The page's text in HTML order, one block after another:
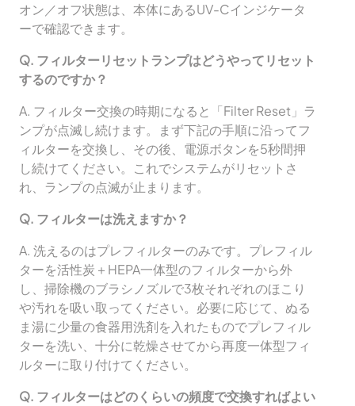
オン／オフ状態は、本体にあるUV-Cインジケータ
ーで確認できます。
Q. フィルターリセットランプはどうやってリセット
するのですか？
A. フィルター交換の時期になると「Filter Reset」ラ
ンプが点滅し続けます。まず下記の手順に沿ってフ
ィルターを交換し、その後、電源ボタンを5秒間押
し続けてください。これでシステムがリセットさ
れ、ランプの点滅が止まります。
Q. フィルターは洗えますか？
A. 洗えるのはプレフィルターのみです。プレフィル
ターを活性炭＋HEPA一体型のフィルターから外
し、掃除機のブラシノズルで3枚それぞれのほこり
や汚れを吸い取ってください。必要に応じて、ぬる
ま湯に少量の食器用洗剤を入れたものでプレフィル
ターを洗い、十分に乾燥させてから再度一体型フィ
ルターに取り付けてください。
Q. フィルターはどのくらいの頻度で交換すればよい